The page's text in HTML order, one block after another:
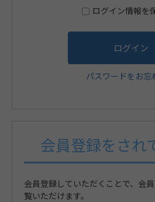
ログイン情報を
パスワードをお忘
会員登録をされ
会員登録していただくことで、会
覧いただけます。